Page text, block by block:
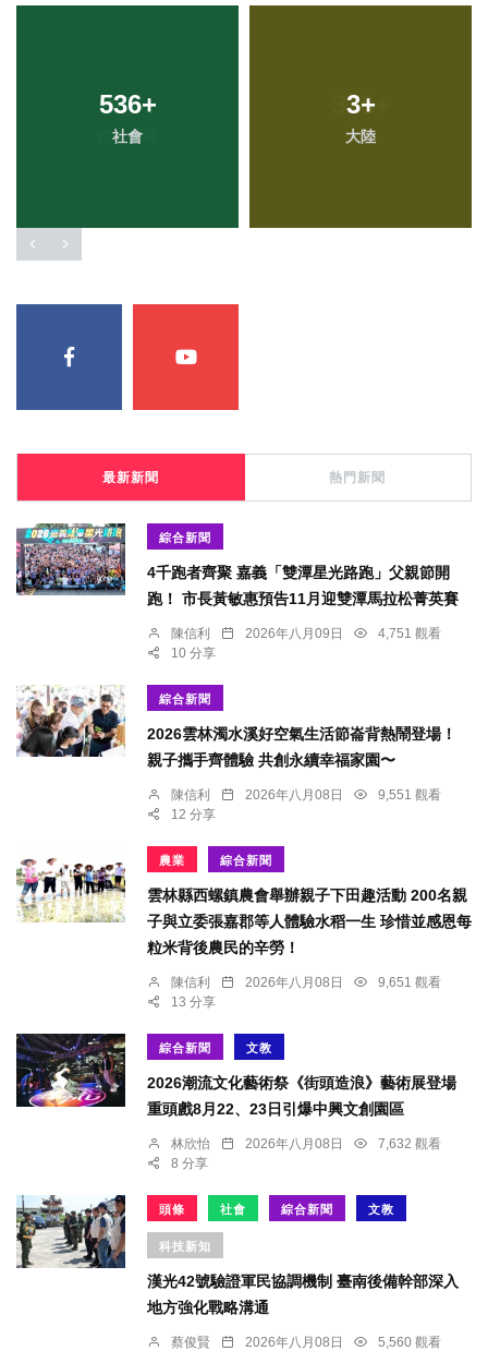
536+
社會
3+
大陸
最新新聞 熱門新聞
綜合新聞
4千跑者齊聚 嘉義「雙潭星光路跑」父親節開
跑！ 市長黃敏惠預告11月迎雙潭馬拉松菁英賽
陳信利 2026年八月09日
4,751 觀看
10 分享
綜合新聞
2026雲林濁水溪好空氣生活節崙背熱鬧登場！
親子攜手齊體驗 共創永續幸福家園〜
陳信利 2026年八月08日
9,551 觀看
12 分享
農業 綜合新聞
雲林縣西螺鎮農會舉辦親子下田趣活動 200名親
子與立委張嘉郡等人體驗水稻一生 珍惜並感恩每
粒米背後農民的辛勞！
陳信利 2026年八月08日
9,651 觀看
13 分享
綜合新聞 文教
2026潮流文化藝術祭《街頭造浪》藝術展登場
重頭戲8月22、23日引爆中興文創園區
林欣怡 2026年八月08日
7,632 觀看
8 分享
頭條 社會 綜合新聞 文教
科技新知
漢光42號驗證軍民協調機制 臺南後備幹部深入
地方強化戰略溝通
蔡俊賢 2026年八月08日
5,560 觀看